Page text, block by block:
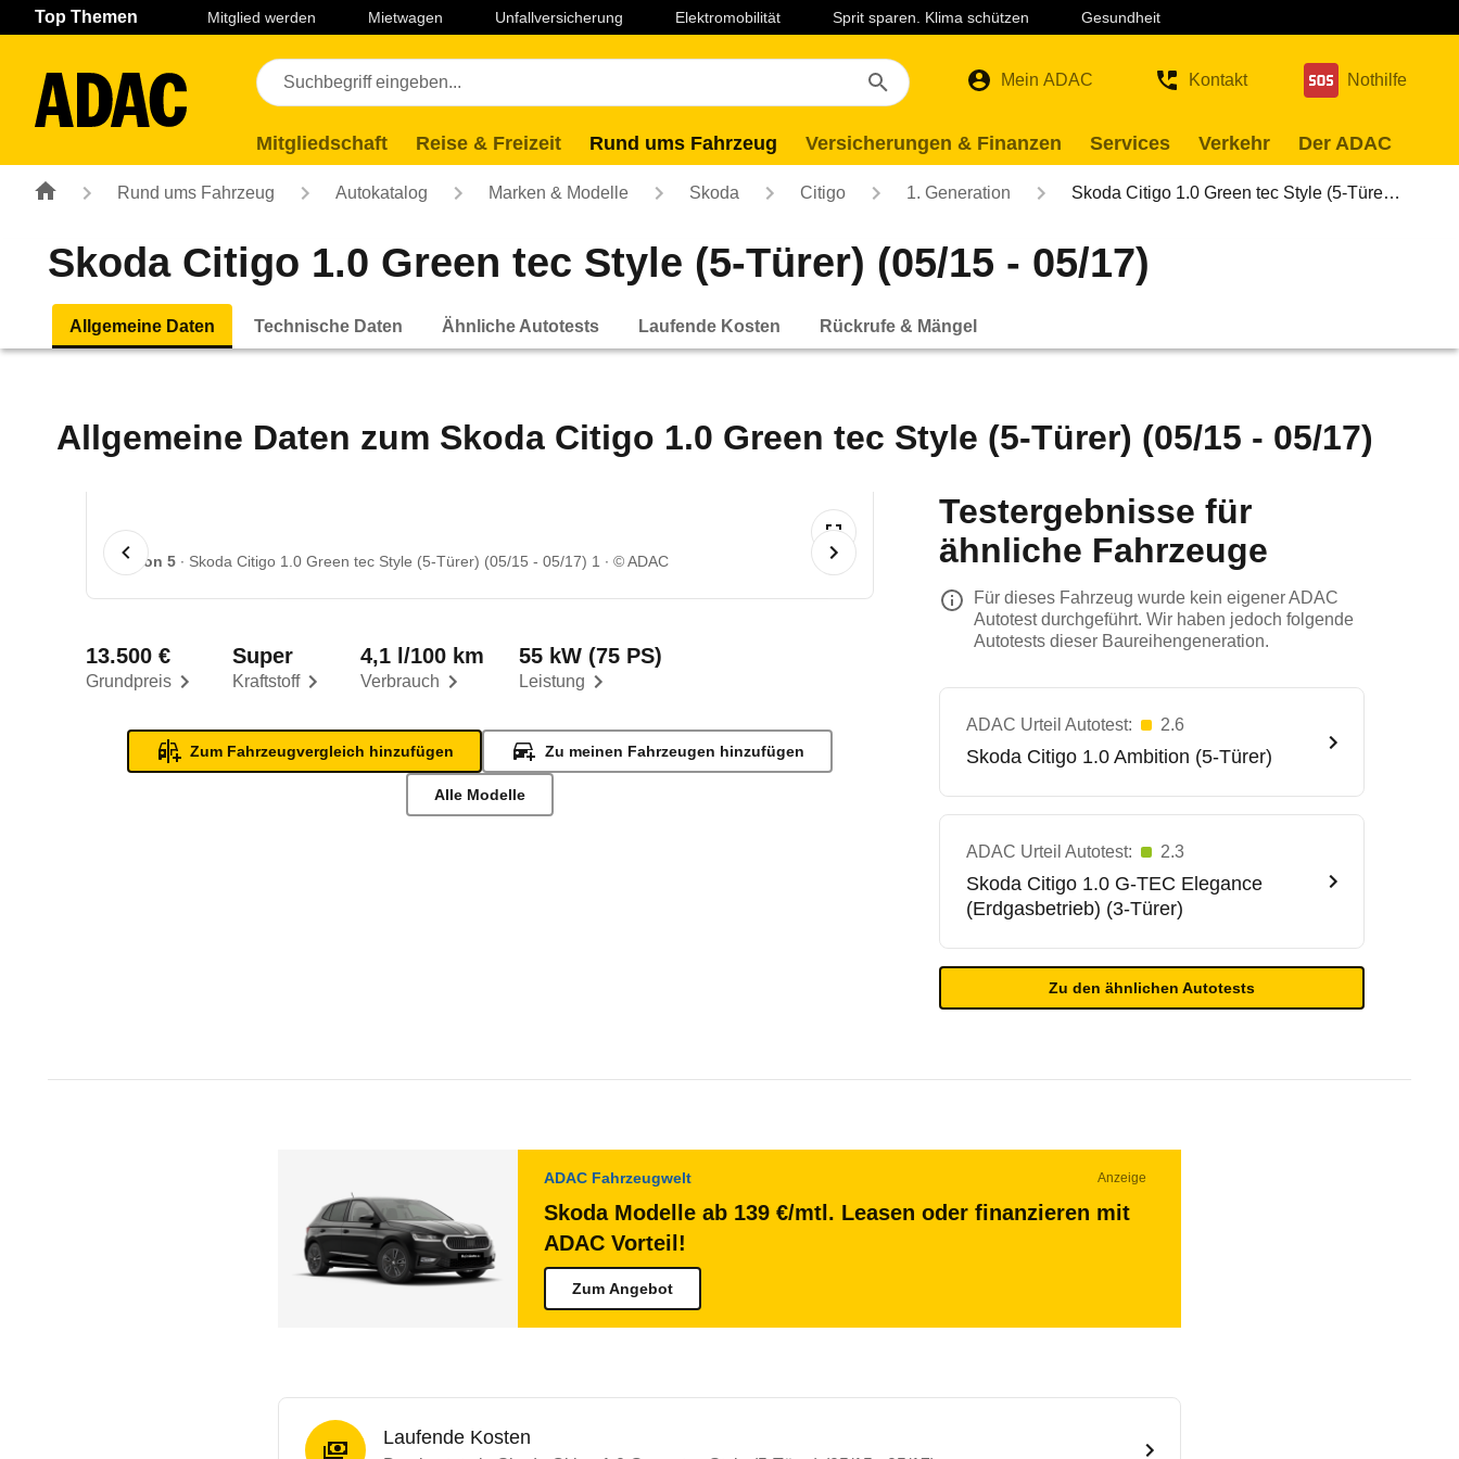
Navigation Seiteninhalt Fußzeile
Top Themen Mitglied werden Mietwagen Unfallversicherung Elektromobilität Sprit sparen. Klima schützen Gesundheit
Mein ADAC Kontakt Nothilfe
Mitgliedschaft Reise & Freizeit Rund ums Fahrzeug Versicherungen & Finanzen Services Verkehr Der ADAC
Rund ums Fahrzeug Autokatalog Marken & Modelle Skoda Citigo 1. Generation Skoda Citigo 1.0 Green tec Style (5-Türe…
Skoda Citigo 1.0 Green tec Style (5-Türer) (05/15 - 05/17)
Allgemeine Daten Technische Daten Ähnliche Autotests Laufende Kosten Rückrufe & Mängel
Allgemeine Daten zum Skoda Citigo 1.0 Green tec Style (5-Türer) (05/15 - 05/17)
1 von 5 Skoda Citigo 1.0 Green tec Style (5-Türer) (05/15 - 05/17) 1 © ADAC
Grundpreis
13.500 €
Kraftstoff
Super
Verbrauch
4,1 l/100 km
Leistung
55 kW (75 PS)
Zum Fahrzeugvergleich hinzufügen Zu meinen Fahrzeugen hinzufügen
Alle Modelle
Testergebnisse für
ähnliche Fahrzeuge
Für dieses Fahrzeug wurde kein eigener ADAC
Autotest durchgeführt. Wir haben jedoch folgende
Autotests dieser Baureihengeneration.
ADAC Urteil Autotest: 2.6
Skoda Citigo 1.0 Ambition (5-Türer)
ADAC Urteil Autotest: 2.3
Skoda Citigo 1.0 G-TEC Elegance
(Erdgasbetrieb) (3-Türer)
Zu den ähnlichen Autotests
ADAC Fahrzeugwelt Anzeige
Skoda Modelle ab 139 €/mtl. Leasen oder finanzieren mit
ADAC Vorteil!
Zum Angebot
Laufende Kosten